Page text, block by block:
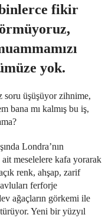
fikir
yok.
soru üşüşüyor zihnime,
bana mı kalmış bu iş,
Londra’nın
meselelere kafa yorarak
renk, ahşap, zarif
ferforje
ağaçların görkemi ile
Yeni bir yüzyıl